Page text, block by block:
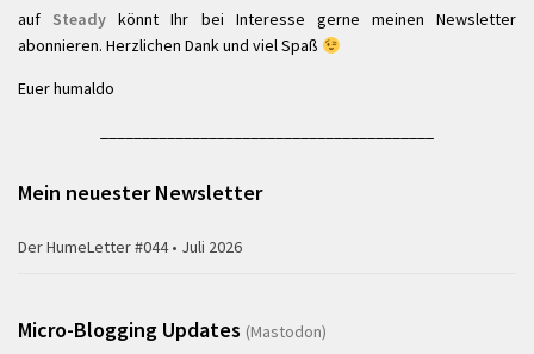
auf Steady könnt Ihr bei Interesse gerne meinen Newsletter
abonnieren. Herzlichen Dank und viel Spaß
Euer humaldo
Mein neuester Newsletter
Der HumeLetter #044 • Juli 2026
Micro-Blogging Updates (Mastodon)